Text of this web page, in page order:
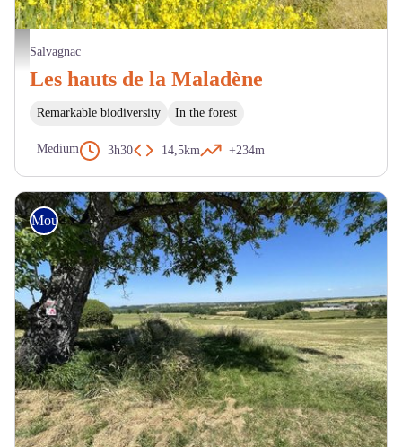
Paysage - OT LTO
Salvagnac
Les hauts de la Maladène
Remarkable biodiversity In the forest
Medium 3h30 14,5km +234m
Mountain Bike